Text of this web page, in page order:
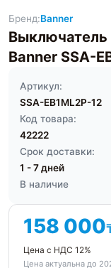
Бренд:Banner
Выключатель
Banner SSA-
Артикул:
SSA-EB1ML2P-12
Код товара:
42222
Срок доставки:
1 - 7 дней
В наличие
158 000
Цена с НДС 12%
Цена актуальна до